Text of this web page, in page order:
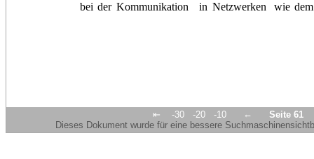
bei der Kommunikation in Netzwerken wie
⇤ -30 -20 -10 ←
Seite 61
Dieses Dokument wurde für eine bessere